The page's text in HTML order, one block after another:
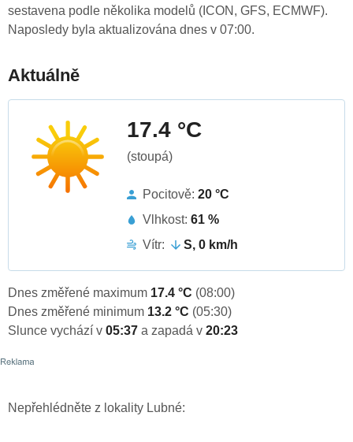
sestavena podle několika modelů (ICON, GFS, ECMWF).
Naposledy byla aktualizována dnes v 07:00.
Aktuálně
17.4 °C
(stoupá)
Pocitově: 20 °C
Vlhkost: 61 %
Vítr:
S, 0 km/h
Dnes změřené maximum 17.4 °C (08:00)
Dnes změřené minimum 13.2 °C (05:30)
Slunce vychází v 05:37 a zapadá v 20:23
Nepřehlédněte z lokality Lubné: